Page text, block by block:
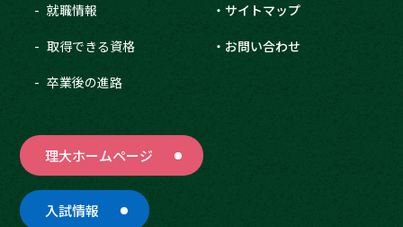
就職情報
取得できる資格
卒業後の進路
サイトマップ
お問い合わせ
理大ホームページ
入試情報